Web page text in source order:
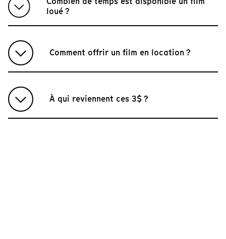
loué ?
Comment offrir un film en location ?
À qui reviennent ces 3$ ?